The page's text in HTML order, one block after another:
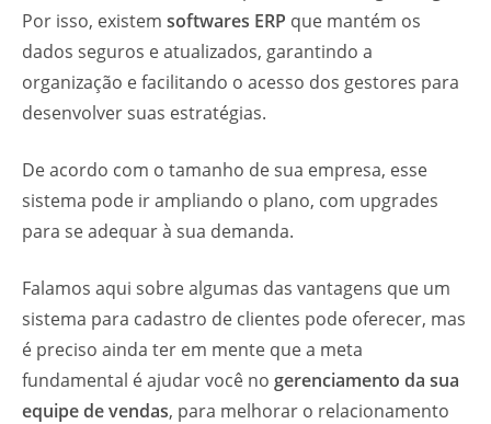
Por isso, existem softwares ERP que mantém os
dados seguros e atualizados, garantindo a
organização e facilitando o acesso dos gestores para
desenvolver suas estratégias.
De acordo com o tamanho de sua empresa, esse
sistema pode ir ampliando o plano, com upgrades
para se adequar à sua demanda.
Falamos aqui sobre algumas das vantagens que um
sistema para cadastro de clientes pode oferecer, mas
é preciso ainda ter em mente que a meta
fundamental é ajudar você no gerenciamento da sua
equipe de vendas, para melhorar o relacionamento